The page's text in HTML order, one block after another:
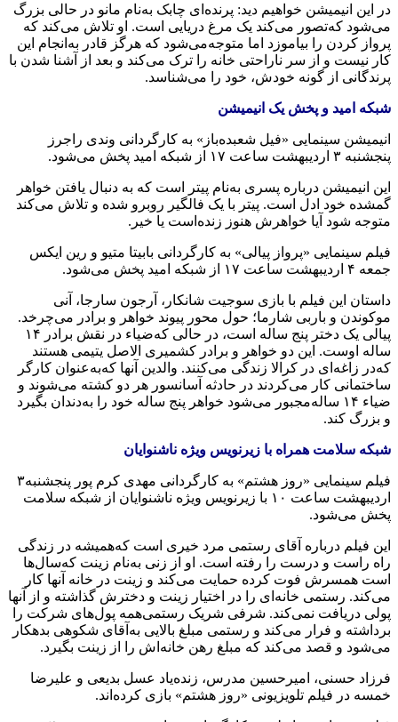
در این انیمیشن خواهیم دید: پرنده‌ای چابک به‌نام مانو در حالی بزرگ
می‌شود که‌تصور می‌کند یک مرغ دریایی است. او تلاش می‌کند که‌
پرواز کردن را بیاموزد اما متوجه‌می‌شود که‌ هرگز قادر به‌انجام این
کار نیست و از سر ناراحتی خانه‌ را ترک می‌کند و بعد از آشنا شدن با
پرندگانی از گونه‌ خودش، خود را می‌شناسد.
شبکه‌ امید و پخش یک انیمیشن
انیمیشن سینمایی «فیل شعبده‌باز» به‌ کارگردانی وندی راجرز
پنجشنبه‌ ۳ اردیبهشت ‌ساعت ۱۷ از شبکه‌ امید پخش می‌شود.
این انیمیشن درباره‌ پسری به‌نام پیتر است که‌ به‌ دنبال یافتن خواهر
گمشده‌ خود ادل است. پیتر با یک فالگیر روبرو شده‌ و تلاش می‌کند
متوجه‌ شود آیا خواهرش هنوز زنده‌است یا خیر.
فیلم سینمایی «پرواز پیالی» به‌ کارگردانی بابیتا متیو و رین ایکس
جمعه‌ ۴ اردیبهشت ‌ساعت ۱۷ از شبکه‌ امید پخش می‌شود.
داستان این فیلم با بازی سوجیت شانکار، آرجون سارجا، آنی
موکوندن و باربی شارما؛ حول محور پیوند خواهر و برادر می‌چرخد.
پیالی یک دختر پنج ساله‌ است، در حالی که‌ضیاء در نقش برادر ۱۴
ساله‌ اوست. این دو خواهر و برادر کشمیری الاصل یتیمی‌ هستند
که‌در زاغه‌ای در کرالا زندگی می‌کنند. والدین آنها که‌به‌عنوان کارگر
ساختمانی کار می‌کردند در حادثه‌ آسانسور هر دو کشته‌ می‌شوند و
ضیاء ۱۴ ساله‌مجبور می‌شود خواهر پنج ساله‌ خود را به‌دندان بگیرد
و بزرگ کند.
شبکه‌ سلامت همراه با زیرنویس ویژه‌ ناشنوایان
فیلم سینمایی «روز هشتم» به‌ کارگردانی مهدی کرم پور پنجشنبه‌۳
اردیبهشت ‌ساعت ۱۰ با زیرنویس ویژه‌ ناشنوایان از شبکه‌ سلامت
پخش می‌شود.
این فیلم درباره‌ آقای رستمی‌ مرد خیری است که‌همیشه‌ در زندگی
راه‌ راست و درست را رفته‌ است. او از زنی به‌نام زینت که‌سال‌ها
است همسرش فوت کرده‌ حمایت می‌کند و زینت در خانه‌ آنها کار
می‌کند. رستمی‌ خانه‌ای را در اختیار زینت و دخترش گذاشته‌ و از آنها
پولی دریافت نمی‌کند. شرفی شریک رستمی‌همه‌ پول‌های شرکت را
برداشته‌ و فرار می‌کند و رستمی‌ مبلغ بالایی به‌آقای شکوهی بدهکار
می‌شود و قصد می‌کند که‌ مبلغ رهن خانه‌اش را از زینت بگیرد.
فرزاد حسنی، امیرحسین مدرس، زنده‌یاد عسل بدیعی و علیرضا
خمسه‌ در فیلم تلویزیونی «روز هشتم» بازی کرده‌اند.